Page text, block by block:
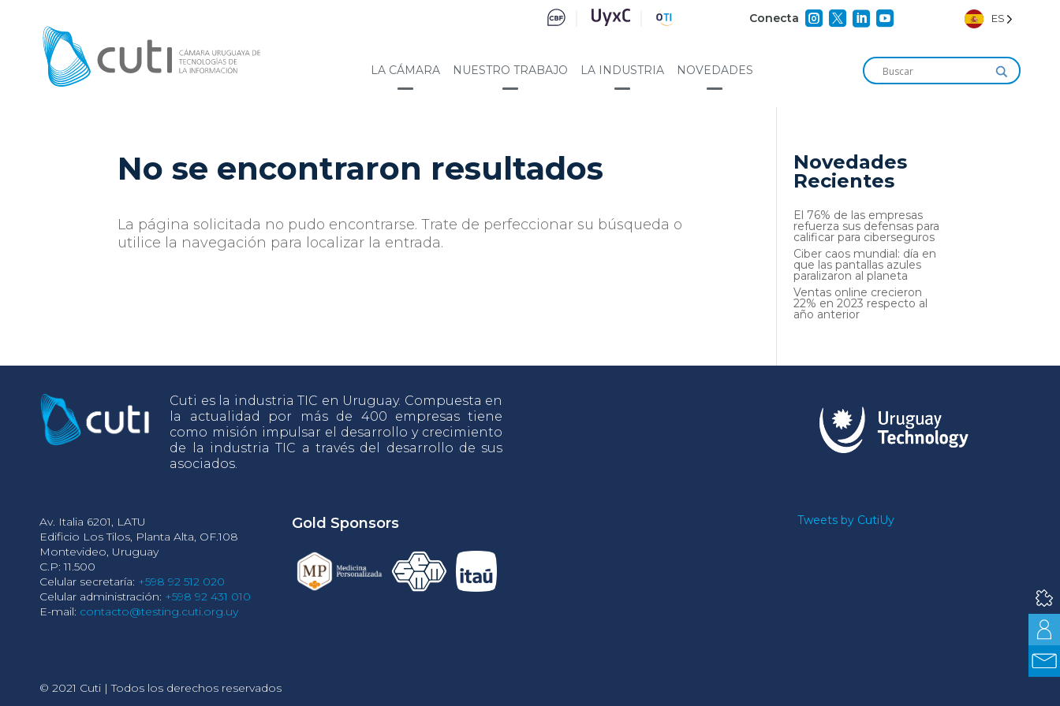
Conecta     ES
LA CÁMARA NUESTRO TRABAJO LA INDUSTRIA NOVEDADES
No se encontraron resultados
La página solicitada no pudo encontrarse. Trate de perfeccionar su búsqueda o
utilice la navegación para localizar la entrada.
Novedades
Recientes
El 76% de las empresas
refuerza sus defensas para
calificar para ciberseguros
Ciber caos mundial: día en
que las pantallas azules
paralizaron al planeta
Ventas online crecieron
22% en 2023 respecto al
año anterior
Cuti es la industria TIC en Uruguay. Compuesta en
la actualidad por más de 400 empresas tiene
como misión impulsar el desarrollo y crecimiento
de la industria TIC a través del desarrollo de sus
asociados.
Av. Italia 6201, LATU
Edificio Los Tilos, Planta Alta, OF.108
Montevideo, Uruguay
C.P: 11.500
Celular secretaría: +598 92 512 020
Celular administración: +598 92 431 010
E-mail: contacto@testing.cuti.org.uy
Gold Sponsors Tweets by CutiUy
© 2021 Cuti | Todos los derechos reservados